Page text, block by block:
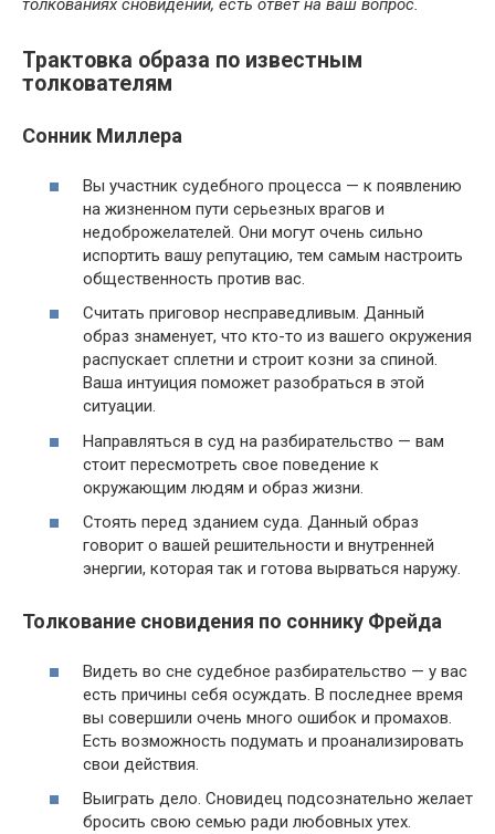
толкованиях сновидений, есть ответ на ваш вопрос.
Трактовка образа по известным
толкователям
Сонник Миллера
Вы участник судебного процесса — к появлению
на жизненном пути серьезных врагов и
недоброжелателей. Они могут очень сильно
испортить вашу репутацию, тем самым настроить
общественность против вас.
Считать приговор несправедливым. Данный
образ знаменует, что кто-то из вашего окружения
распускает сплетни и строит козни за спиной.
Ваша интуиция поможет разобраться в этой
ситуации.
Направляться в суд на разбирательство — вам
стоит пересмотреть свое поведение к
окружающим людям и образ жизни.
Стоять перед зданием суда. Данный образ
говорит о вашей решительности и внутренней
энергии, которая так и готова вырваться наружу.
Толкование сновидения по соннику Фрейда
Видеть во сне судебное разбирательство — у вас
есть причины себя осуждать. В последнее время
вы совершили очень много ошибок и промахов.
Есть возможность подумать и проанализировать
свои действия.
Выиграть дело. Сновидец подсознательно желает
бросить свою семью ради любовных утех.